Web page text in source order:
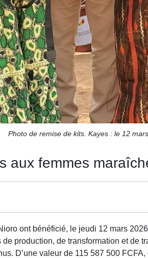
Photo de remise de kits. Kayes : le 12
aux femmes
ont bénéficié, le jeudi 12 mars
production, de transformation et de
D’une valeur de 115 587 500